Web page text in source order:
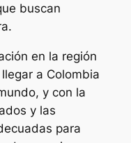
buscan
en la región
a Colombia
y con la
y las
para